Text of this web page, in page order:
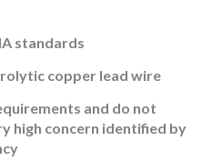
standards
copper lead wire
and do not
high concern identified by